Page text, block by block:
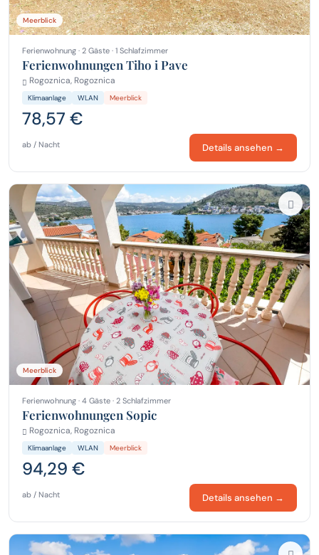
Meerblick
Ferienwohnung · 2 Gäste · 1 Schlafzimmer
Ferienwohnungen Tiho i Pave
Rogoznica, Rogoznica
Klimaanlage WLAN Meerblick
78,57 €
ab / Nacht Details ansehen →
Meerblick
Ferienwohnung · 4 Gäste · 2 Schlafzimmer
Ferienwohnungen Sopic
Rogoznica, Rogoznica
Klimaanlage WLAN Meerblick
94,29 €
ab / Nacht Details ansehen →